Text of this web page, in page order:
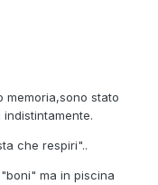
memoria,sono stato
che respiri"..
ma in piscina